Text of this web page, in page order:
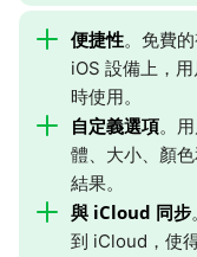
便捷性。免費
iOS 設備上，
時使用。
自定義選項。
體、大小、顏
結果。
與 iCloud 同步
到 iCloud，使